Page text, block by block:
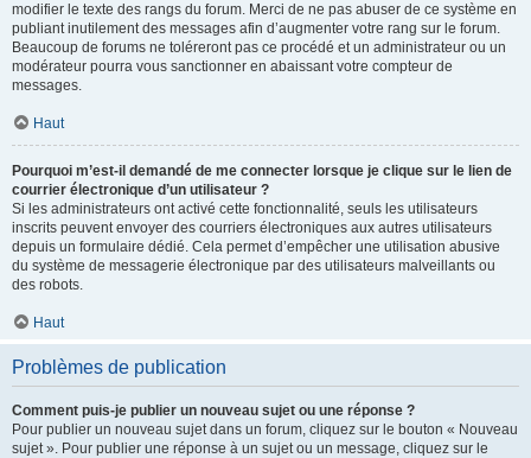
modifier le texte des rangs du forum. Merci de ne pas abuser de ce système en
publiant inutilement des messages afin d’augmenter votre rang sur le forum.
Beaucoup de forums ne toléreront pas ce procédé et un administrateur ou un
modérateur pourra vous sanctionner en abaissant votre compteur de
messages.
Haut
Pourquoi m’est-il demandé de me connecter lorsque je clique sur le lien de
courrier électronique d’un utilisateur ?
Si les administrateurs ont activé cette fonctionnalité, seuls les utilisateurs
inscrits peuvent envoyer des courriers électroniques aux autres utilisateurs
depuis un formulaire dédié. Cela permet d’empêcher une utilisation abusive
du système de messagerie électronique par des utilisateurs malveillants ou
des robots.
Haut
Problèmes de publication
Comment puis-je publier un nouveau sujet ou une réponse ?
Pour publier un nouveau sujet dans un forum, cliquez sur le bouton « Nouveau
sujet ». Pour publier une réponse à un sujet ou un message, cliquez sur le